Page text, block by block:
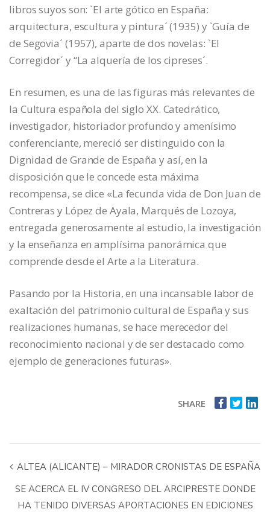
libros suyos son: `El arte gótico en España:
arquitectura, escultura y pintura´ (1935) y `Guía de
de Segovia´ (1957), aparte de dos novelas: `El
Corregidor´ y “La alquería de los cipreses´.
En resumen, es una de las figuras más relevantes de
la Cultura española del siglo XX. Catedrático,
investigador, historiador profundo y amenísimo
conferenciante, mereció ser distinguido con la
Dignidad de Grande de España y así, en la
disposición que le concede esta máxima
recompensa, se dice «La fecunda vida de Don Juan de
Contreras y López de Ayala, Marqués de Lozoya,
entregada generosamente al estudio, la investigación
y la enseñanza en amplísima panorámica que
comprende desde el Arte a la Literatura.
Pasando por la Historia, en una incansable labor de
exaltación del patrimonio cultural de España y sus
realizaciones humanas, se hace merecedor del
reconocimiento nacional y de ser destacado como
ejemplo de generaciones futuras».
SHARE
ALTEA (ALICANTE) – MIRADOR CRONISTAS DE ESPAÑA
SE ACERCA EL IV CONGRESO DEL ARCIPRESTE DONDE
HA TENIDO DIVERSAS APORTACIONES EN EDICIONES